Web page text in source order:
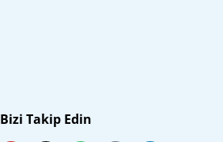
Bizi Takip Edin